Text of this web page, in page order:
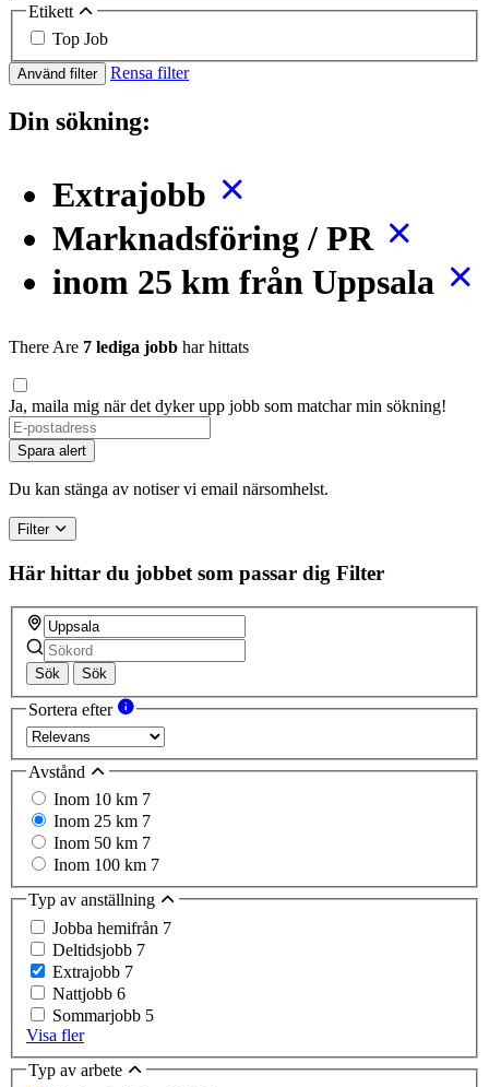
Etikett
Top Job
Använd filter Rensa filter
Din sökning:
Extrajobb
Marknadsföring / PR
inom 25 km från Uppsala
There Are 7 lediga jobb har hittats
Ja, maila mig när det dyker upp jobb som matchar min sökning!
Spara alert
Du kan stänga av notiser vi email närsomhelst.
Filter
Här hittar du jobbet som passar dig Filter
Sök Sök
Sortera efter
Avstånd
Inom 10 km 7
Inom 25 km 7
Inom 50 km 7
Inom 100 km 7
Typ av anställning
Jobba hemifrån 7
Deltidsjobb 7
Extrajobb 7
Nattjobb 6
Sommarjobb 5
Visa fler
Typ av arbete